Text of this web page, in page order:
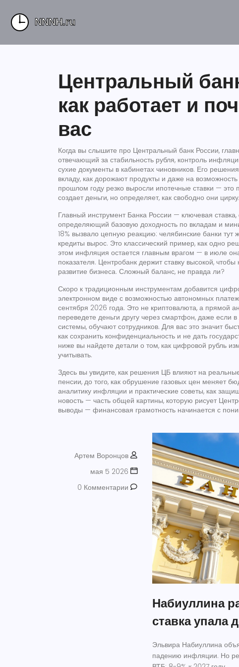
Центральный
как работает и
вас
Когда вы слышите про Центральный банк России,
отвечающий за стабильность рубля, контроль
сухие документы в кабинетах чиновников. Его
вкладу, как дорожают продукты и даже на
прошлом году резко выросли ипотечные ставки — это
создает деньги, но определяет, как свободно они
Главный инструмент Банка России — ключевая ставка,
определяющий базовую доходность по вкладам и
18% вызвало цепную реакцию: челябинские банки
кредиты вырос. Это классический пример, как одно
этом инфляция остается главным врагом — в июле
показателя. Центробанк держит ставку высокой,
развитие бизнеса. Сложный баланс, не правда ли?
Скоро к традиционным инструментам добавится
электронном виде с возможностью автономных
сентября 2026 года. Это не криптовалюта, а прямой
переведете деньги другу через смартфон, даже если
системы, обучают сотрудников. Для вас это значит
как сохранить конфиденциальность и не дать
ниже вы найдете детали о том, как цифровой рубль
учитывать.
Здесь вы увидите, как решения ЦБ влияют на
пенсии, до того, как обрушение газовых цен меняет
аналитику инфляции и практические советы, как
новость — часть общей картины, которую рисует
выводы — финансовая грамотность начинается с
Артем Воронцов
мая 5 2026
0 Комментарии
Набиуллина
ставка упала
Эльвира Набиуллина
падению инфляции. Но